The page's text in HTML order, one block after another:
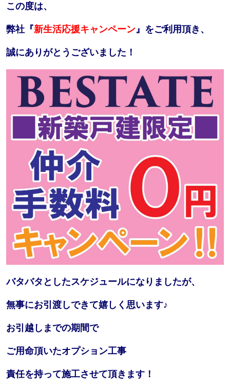
この度は、
弊社『新生活応援キャンペーン』をご利用頂き、
誠にありがとうございました！
バタバタとしたスケジュールになりましたが、
無事にお引渡しできて嬉しく思います♪
お引越しまでの期間で
ご用命頂いたオプション工事
責任を持って施工させて頂きます！